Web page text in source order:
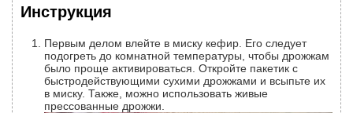
Инструкция
Первым делом влейте в миску кефир. Его следует
подогреть до комнатной температуры, чтобы дрожжам
было проще активироваться. Откройте пакетик с
быстродействующими сухими дрожжами и всыпьте их
в миску. Также, можно использовать живые
прессованные дрожжи.